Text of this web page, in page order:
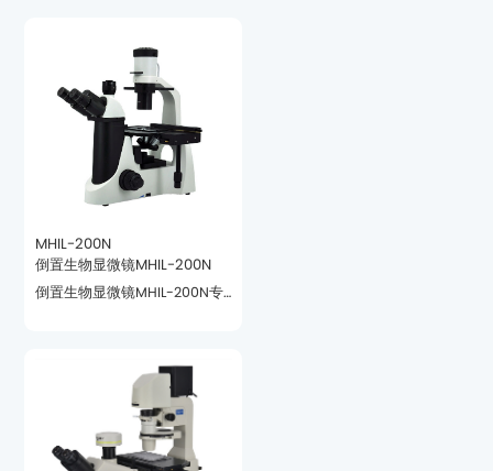
公司的产品相媲美。
MHIL-200N
倒置生物显微镜MHIL-200N